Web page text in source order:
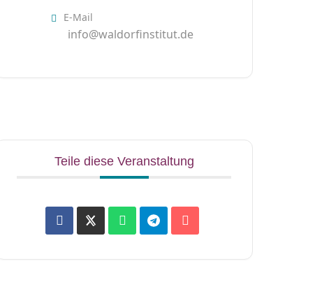
E-Mail
info@waldorfinstitut.de
Teile diese Veranstaltung